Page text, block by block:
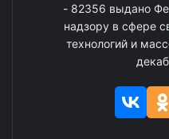
- 82356 выдано
надзору в сфере
технологий и